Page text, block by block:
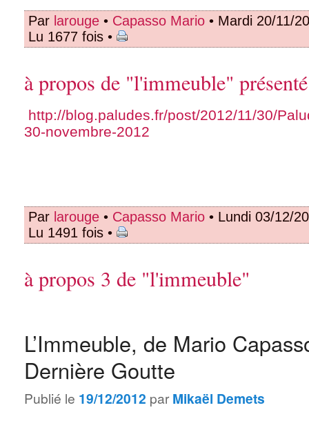
Par larouge • Capasso Mario • Mardi 20/11/
Lu 1677 fois •
à propos de "l'immeuble"
http://blog.paludes.fr/post/2012/11/30/
30-novembre-2012
Par larouge • Capasso Mario • Lundi 03/12/
Lu 1491 fois •
à propos 3 de "l'immeuble"
L’Immeuble, de Mario
Dernière Goutte
Publié le 19/12/2012 parMikaël Demets